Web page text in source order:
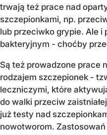
trwają też prace nad
szczepionkami, np.
lub przeciwko grypie. Ale i
bakteryjnym - choćby
Są też prowadzone prace
rodzajem szczepionek -
leczniczymi, które
do walki przeciw
już testy nad
nowotworom.